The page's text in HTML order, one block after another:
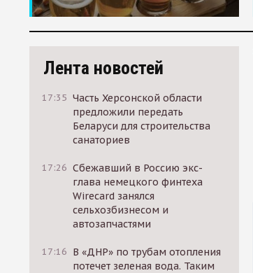
Лента новостей
17:35 Часть Херсонской области
предложили передать
Беларуси для строительства
санаториев
17:26 Сбежавший в Россию экс-
глава немецкого финтеха
Wirecard занялся
сельхозбизнесом и
автозапчастями
17:16 В «ДНР» по трубам отопления
потечет зеленая вода. Таким